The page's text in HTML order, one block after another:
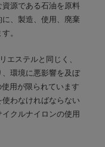
源である石油を原料
、製造、使用、廃棄
。
エステルと同じく、
環境に悪影響を及ぼ
用が限られています
わなければならない
クルナイロンの使用